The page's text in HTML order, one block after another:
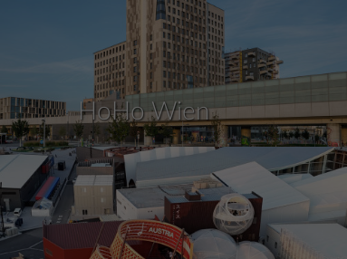
HoHo Wien